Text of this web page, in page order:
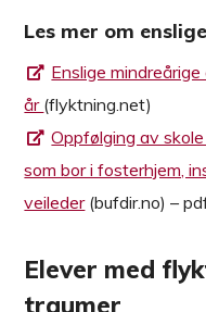
Les mer om
Enslige
år (flyktning.net)
Oppfølging av
som bor i fosterhjem,
veileder(bufdir.no) –
Elever med
traumer